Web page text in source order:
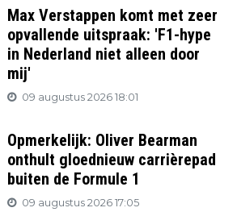
Max Verstappen komt met zeer
opvallende uitspraak: 'F1-hype
in Nederland niet alleen door
mij'
09 augustus 2026 18:01
Opmerkelijk: Oliver Bearman
onthult gloednieuw carrièrepad
buiten de Formule 1
09 augustus 2026 17:05